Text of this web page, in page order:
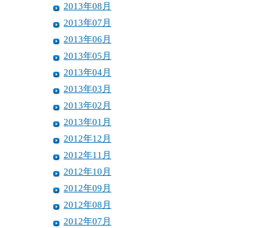
2013年08月
2013年07月
2013年06月
2013年05月
2013年04月
2013年03月
2013年02月
2013年01月
2012年12月
2012年11月
2012年10月
2012年09月
2012年08月
2012年07月